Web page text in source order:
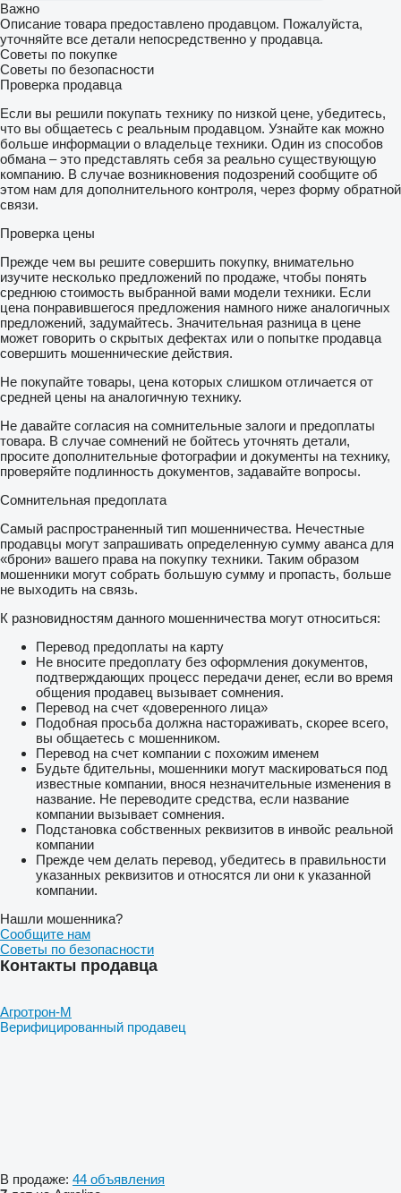
Важно
Описание товара предоставлено продавцом. Пожалуйста,
уточняйте все детали непосредственно у продавца.
Советы по покупке
Советы по безопасности
Проверка продавца
Если вы решили покупать технику по низкой цене, убедитесь,
что вы общаетесь с реальным продавцом. Узнайте как можно
больше информации о владельце техники. Один из способов
обмана – это представлять себя за реально существующую
компанию. В случае возникновения подозрений сообщите об
этом нам для дополнительного контроля, через форму обратной
связи.
Проверка цены
Прежде чем вы решите совершить покупку, внимательно
изучите несколько предложений по продаже, чтобы понять
среднюю стоимость выбранной вами модели техники. Если
цена понравившегося предложения намного ниже аналогичных
предложений, задумайтесь. Значительная разница в цене
может говорить о скрытых дефектах или о попытке продавца
совершить мошеннические действия.
Не покупайте товары, цена которых слишком отличается от
средней цены на аналогичную технику.
Не давайте согласия на сомнительные залоги и предоплаты
товара. В случае сомнений не бойтесь уточнять детали,
просите дополнительные фотографии и документы на технику,
проверяйте подлинность документов, задавайте вопросы.
Сомнительная предоплата
Самый распространенный тип мошенничества. Нечестные
продавцы могут запрашивать определенную сумму аванса для
«брони» вашего права на покупку техники. Таким образом
мошенники могут собрать большую сумму и пропасть, больше
не выходить на связь.
К разновидностям данного мошенничества могут относиться:
Перевод предоплаты на карту
Не вносите предоплату без оформления документов,
подтверждающих процесс передачи денег, если во время
общения продавец вызывает сомнения.
Перевод на счет «доверенного лица»
Подобная просьба должна настораживать, скорее всего,
вы общаетесь с мошенником.
Перевод на счет компании с похожим именем
Будьте бдительны, мошенники могут маскироваться под
известные компании, внося незначительные изменения в
название. Не переводите средства, если название
компании вызывает сомнения.
Подстановка собственных реквизитов в инвойс реальной
компании
Прежде чем делать перевод, убедитесь в правильности
указанных реквизитов и относятся ли они к указанной
компании.
Нашли мошенника?
Сообщите нам
Советы по безопасности
Контакты продавца
Агротрон-М
Верифицированный продавец
В продаже: 44 объявления